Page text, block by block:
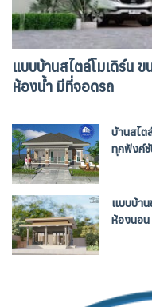
แบบบ้านสไตล์โมเดิร์น
ห้องน้ำ มีที่จอดรถ
บ้านสไต
ทุกฟังก์
แบบบ้าน
ห้องนอน